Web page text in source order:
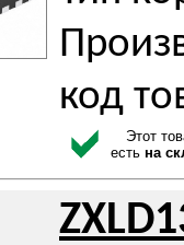
код
Этот
есть на